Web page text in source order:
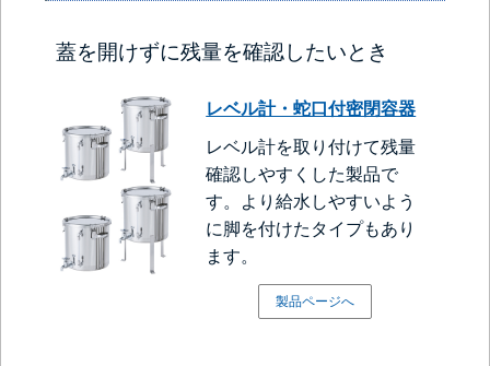
蓋を開けずに残量を確認したいとき
レベル計・蛇口付密閉容器
レベル計を取り付けて残量
確認しやすくした製品で
す。より給水しやすいよう
に脚を付けたタイプもあり
ます。
製品ページへ